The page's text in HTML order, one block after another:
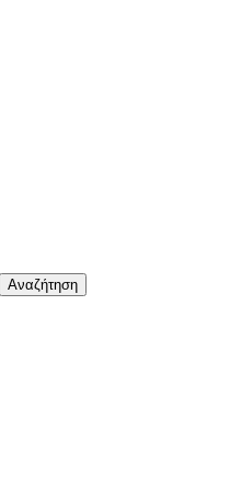
Αναζήτηση